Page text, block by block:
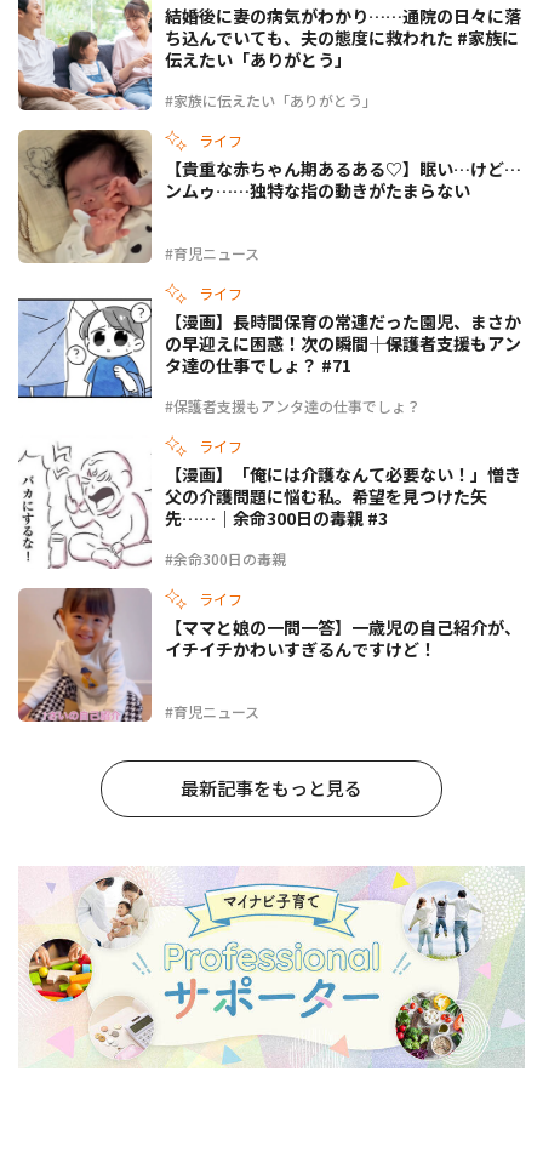
#家族に伝えたい「ありがとう」
結婚後に妻の病気がわかり……通院の日々に落
ち込んでいても、夫の態度に救われた #家族に
伝えたい「ありがとう」
ライフ
#育児ニュース
【貴重な赤ちゃん期あるある♡】眠い…けど…
ンムゥ……独特な指の動きがたまらない
ライフ
#保護者支援もアンタ達の仕事でしょ？
【漫画】長時間保育の常連だった園児、まさか
の早迎えに困惑！次の瞬間――｜保護者支援もアン
タ達の仕事でしょ？ #71
ライフ
#余命300日の毒親
【漫画】「俺には介護なんて必要ない！」憎き
父の介護問題に悩む私。希望を見つけた矢
先……｜余命300日の毒親 #3
ライフ
#育児ニュース
【ママと娘の一問一答】一歳児の自己紹介が、
イチイチかわいすぎるんですけど！
最新記事をもっと見る